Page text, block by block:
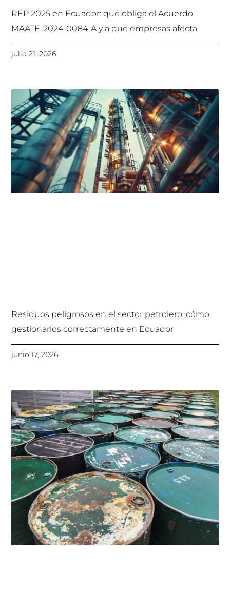
REP 2025 en Ecuador: qué obliga el Acuerdo
MAATE-2024-0084-A y a qué empresas afecta
julio 21, 2026
Residuos peligrosos en el sector petrolero: cómo
gestionarlos correctamente en Ecuador
junio 17, 2026